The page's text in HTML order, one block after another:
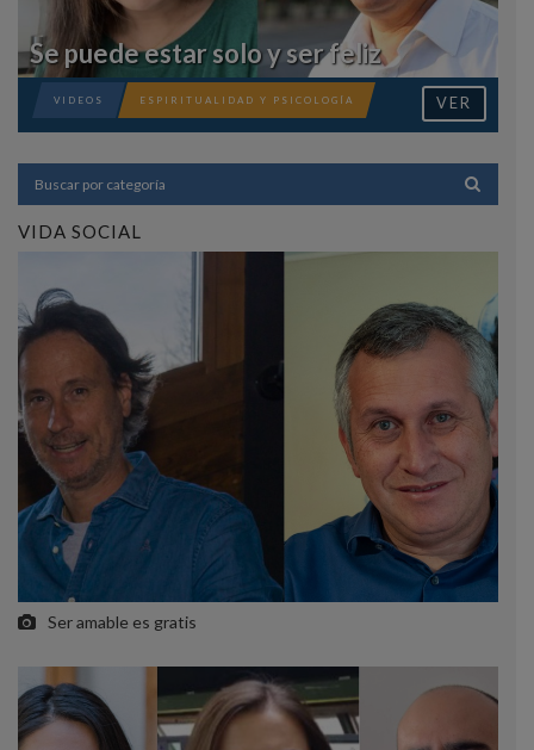
Se puede estar solo y ser feliz
ESPIRITUALIDAD Y PSICOLOGÍA
VIDEOS VER
VIDA SOCIAL
Ser amable es gratis